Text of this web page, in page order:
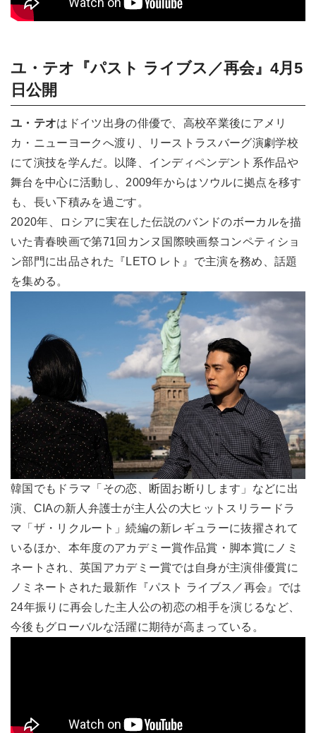
ユ・テオ『パスト ライブス／再会』4月5
日公開
ユ・テオはドイツ出身の俳優で、高校卒業後にアメリ
カ・ニューヨークへ渡り、リーストラスバーグ演劇学校
にて演技を学んだ。以降、インディペンデント系作品や
舞台を中心に活動し、2009年からはソウルに拠点を移す
も、長い下積みを過ごす。
2020年、ロシアに実在した伝説のバンドのボーカルを描
いた青春映画で第71回カンヌ国際映画祭コンペティショ
ン部門に出品された『LETO レト』で主演を務め、話題
を集める。
韓国でもドラマ「その恋、断固お断りします」などに出
演、CIAの新人弁護士が主人公の大ヒットスリラードラ
マ「ザ・リクルート」続編の新レギュラーに抜擢されて
いるほか、本年度のアカデミー賞作品賞・脚本賞にノミ
ネートされ、英国アカデミー賞では自身が主演俳優賞に
ノミネートされた最新作『パスト ライブス／再会』では
24年振りに再会した主人公の初恋の相手を演じるなど、
今後もグローバルな活躍に期待が高まっている。